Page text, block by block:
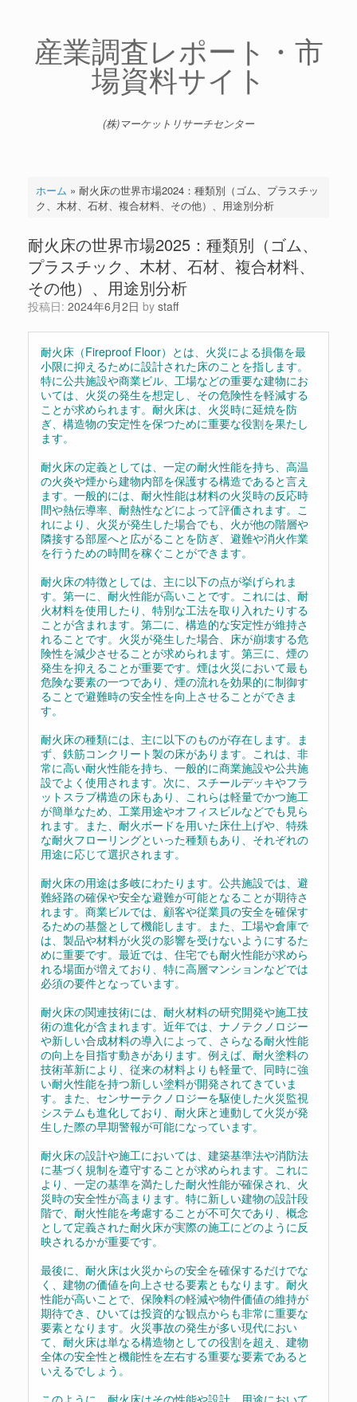
産業調査レポート・市
場資料サイト
(株)マーケットリサーチセンター
ホーム » 耐火床の世界市場2024：種類別（ゴム、プラスチッ
ク、木材、石材、複合材料、その他）、用途別分析
耐火床の世界市場2025：種類別（ゴム、
プラスチック、木材、石材、複合材料、
その他）、用途別分析
投稿日: 2024年6月2日 by staff
耐火床（Fireproof Floor）とは、火災による損傷を最
小限に抑えるために設計された床のことを指します。
特に公共施設や商業ビル、工場などの重要な建物にお
いては、火災の発生を想定し、その危険性を軽減する
ことが求められます。耐火床は、火災時に延焼を防
ぎ、構造物の安定性を保つために重要な役割を果たし
ます。
耐火床の定義としては、一定の耐火性能を持ち、高温
の火炎や煙から建物内部を保護する構造であると言え
ます。一般的には、耐火性能は材料の火災時の反応時
間や熱伝導率、耐熱性などによって評価されます。こ
れにより、火災が発生した場合でも、火が他の階層や
隣接する部屋へと広がることを防ぎ、避難や消火作業
を行うための時間を稼ぐことができます。
耐火床の特徴としては、主に以下の点が挙げられま
す。第一に、耐火性能が高いことです。これには、耐
火材料を使用したり、特別な工法を取り入れたりする
ことが含まれます。第二に、構造的な安定性が維持さ
れることです。火災が発生した場合、床が崩壊する危
険性を減少させることが求められます。第三に、煙の
発生を抑えることが重要です。煙は火災において最も
危険な要素の一つであり、煙の流れを効果的に制御す
ることで避難時の安全性を向上させることができま
す。
耐火床の種類には、主に以下のものが存在します。ま
ず、鉄筋コンクリート製の床があります。これは、非
常に高い耐火性能を持ち、一般的に商業施設や公共施
設でよく使用されます。次に、スチールデッキやフラ
ットスラブ構造の床もあり、これらは軽量でかつ施工
が簡単なため、工業用途やオフィスビルなどでも見ら
れます。また、耐火ボードを用いた床仕上げや、特殊
な耐火フローリングといった種類もあり、それぞれの
用途に応じて選択されます。
耐火床の用途は多岐にわたります。公共施設では、避
難経路の確保や安全な避難が可能となることが期待さ
れます。商業ビルでは、顧客や従業員の安全を確保す
るための基盤として機能します。また、工場や倉庫で
は、製品や材料が火災の影響を受けないようにするた
めに重要です。最近では、住宅でも耐火性能が求めら
れる場面が増えており、特に高層マンションなどでは
必須の要件となっています。
耐火床の関連技術には、耐火材料の研究開発や施工技
術の進化が含まれます。近年では、ナノテクノロジー
や新しい合成材料の導入によって、さらなる耐火性能
の向上を目指す動きがあります。例えば、耐火塗料の
技術革新により、従来の材料よりも軽量で、同時に強
い耐火性能を持つ新しい塗料が開発されてきていま
す。また、センサーテクノロジーを駆使した火災監視
システムも進化しており、耐火床と連動して火災が発
生した際の早期警報が可能になっています。
耐火床の設計や施工においては、建築基準法や消防法
に基づく規制を遵守することが求められます。これに
より、一定の基準を満たした耐火性能が確保され、火
災時の安全性が高まります。特に新しい建物の設計段
階で、耐火性能を考慮することが不可欠であり、概念
として定義された耐火床が実際の施工にどのように反
映されるかが重要です。
最後に、耐火床は火災からの安全を確保するだけでな
く、建物の価値を向上させる要素ともなります。耐火
性能が高いことで、保険料の軽減や物件価値の維持が
期待でき、ひいては投資的な観点からも非常に重要な
要素となります。火災事故の発生が多い現代におい
て、耐火床は単なる構造物としての役割を超え、建物
全体の安全性と機能性を左右する重要な要素であると
いえるでしょう。
このように、耐火床はその性能や設計、用途において